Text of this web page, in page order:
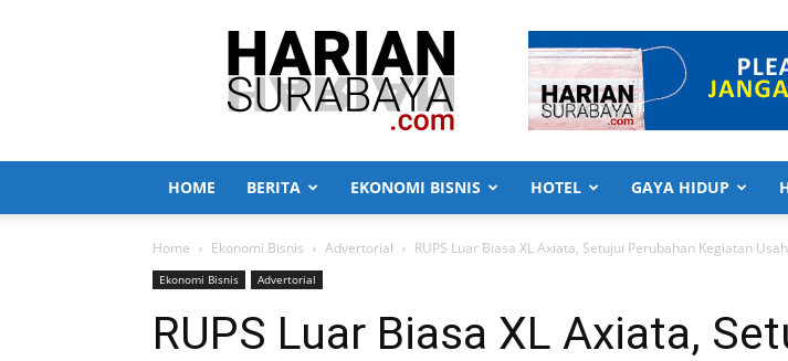
Harian
Surabaya
HOME BERITA EKONOMI BISNIS HOTEL GAYA HIDUP
Home Ekonomi Bisnis Advertorial RUPS Luar Biasa XL Axiata, Setujui Perubahan Kegiatan
Ekonomi Bisnis Advertorial
RUPS Luar Biasa XL Axiata,